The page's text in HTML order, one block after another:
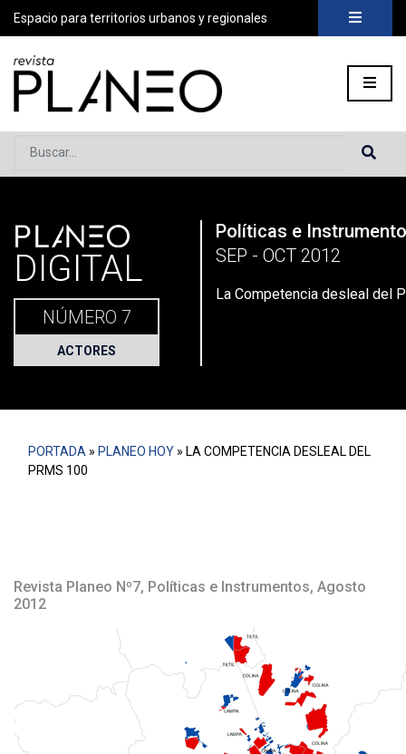
Espacio para territorios urbanos y regionales
Buscar...
Portada» Planeo Hoy La Competencia desleal del PRMS
PLANEO
DIGITAL
NÚMERO 7
ACTORES
Políticas e
SEP - OCT 2012
La Competencia desleal del
PORTADA » PLANEO HOY » LA COMPETENCIA DESLEAL DEL
PRMS 100
Revista Planeo Nº7, Políticas e Instrumentos, Agosto
2012